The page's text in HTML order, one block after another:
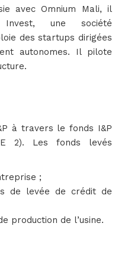
avec Omnium Mali, il
une société
des startups dirigées
autonomes. Il pilote
à travers le fonds I&P
2). Les fonds levés
;
de levée de crédit de
production de l’usine.